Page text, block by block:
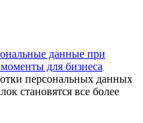
данные при
для бизнеса
персональных данных
становятся все более